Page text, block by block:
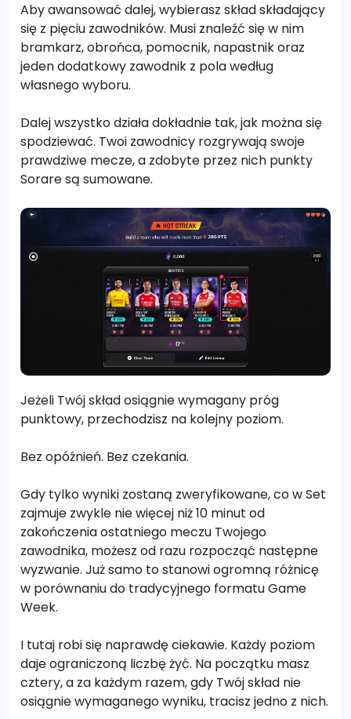
Aby awansować dalej, wybierasz skład składający
się z pięciu zawodników. Musi znaleźć się w nim
bramkarz, obrońca, pomocnik, napastnik oraz
jeden dodatkowy zawodnik z pola według
własnego wyboru.
Dalej wszystko działa dokładnie tak, jak można się
spodziewać. Twoi zawodnicy rozgrywają swoje
prawdziwe mecze, a zdobyte przez nich punkty
Sorare są sumowane.
Jeżeli Twój skład osiągnie wymagany próg
punktowy, przechodzisz na kolejny poziom.
Bez opóźnień. Bez czekania.
Gdy tylko wyniki zostaną zweryfikowane, co w Set
zajmuje zwykle nie więcej niż 10 minut od
zakończenia ostatniego meczu Twojego
zawodnika, możesz od razu rozpocząć następne
wyzwanie. Już samo to stanowi ogromną różnicę
w porównaniu do tradycyjnego formatu Game
Week.
I tutaj robi się naprawdę ciekawie. Każdy poziom
daje ograniczoną liczbę żyć. Na początku masz
cztery, a za każdym razem, gdy Twój skład nie
osiągnie wymaganego wyniku, tracisz jedno z nich.